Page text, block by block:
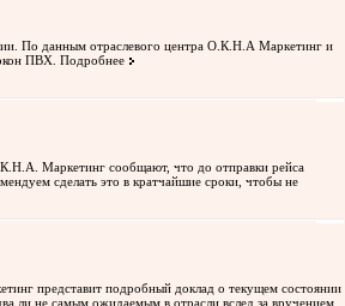
По данным отраслевого центра О.К.Н.А Маркетинг и
ПВХ. Подробнее
Маркетинг сообщают, что до отправки рейса
сделать это в кратчайшие сроки, чтобы не
представит подробный доклад о текущем состоянии
ли не самым ожидаемым в отрасли вслед за вручением